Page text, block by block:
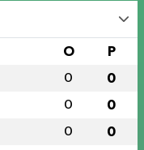
O P
0 0
0 0
0 0